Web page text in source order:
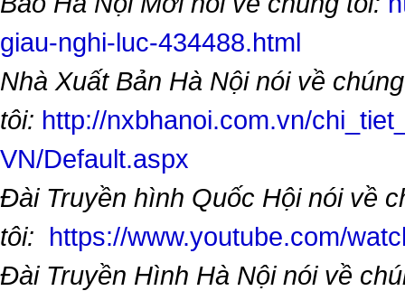
giau-nghi-luc-434488.html
Nhà Xuất Bản Hà Nội nói về chúng
tôi: http://nxbhanoi.com.vn/
VN/Default.aspx
Đài Truyền hình Quốc Hội nói về
tôi: https://www.youtube.com/
Đài Truyền Hình Hà Nội nói về